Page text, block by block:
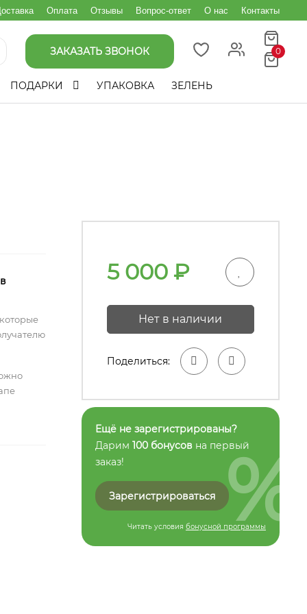
Оплата Отзывы Вопрос-ответ О нас Контакты
ЗАКАЗАТЬ ЗВОНОК 0
ПОДАРКИ УПАКОВКА ЗЕЛЕНЬ
5 000₽
Нет в наличии
Поделиться:
Ещё не зарегистрированы?
Дарим 100 бонусов на первый
заказ!
Зарегистрироваться
Читать условия бонусной программы
%